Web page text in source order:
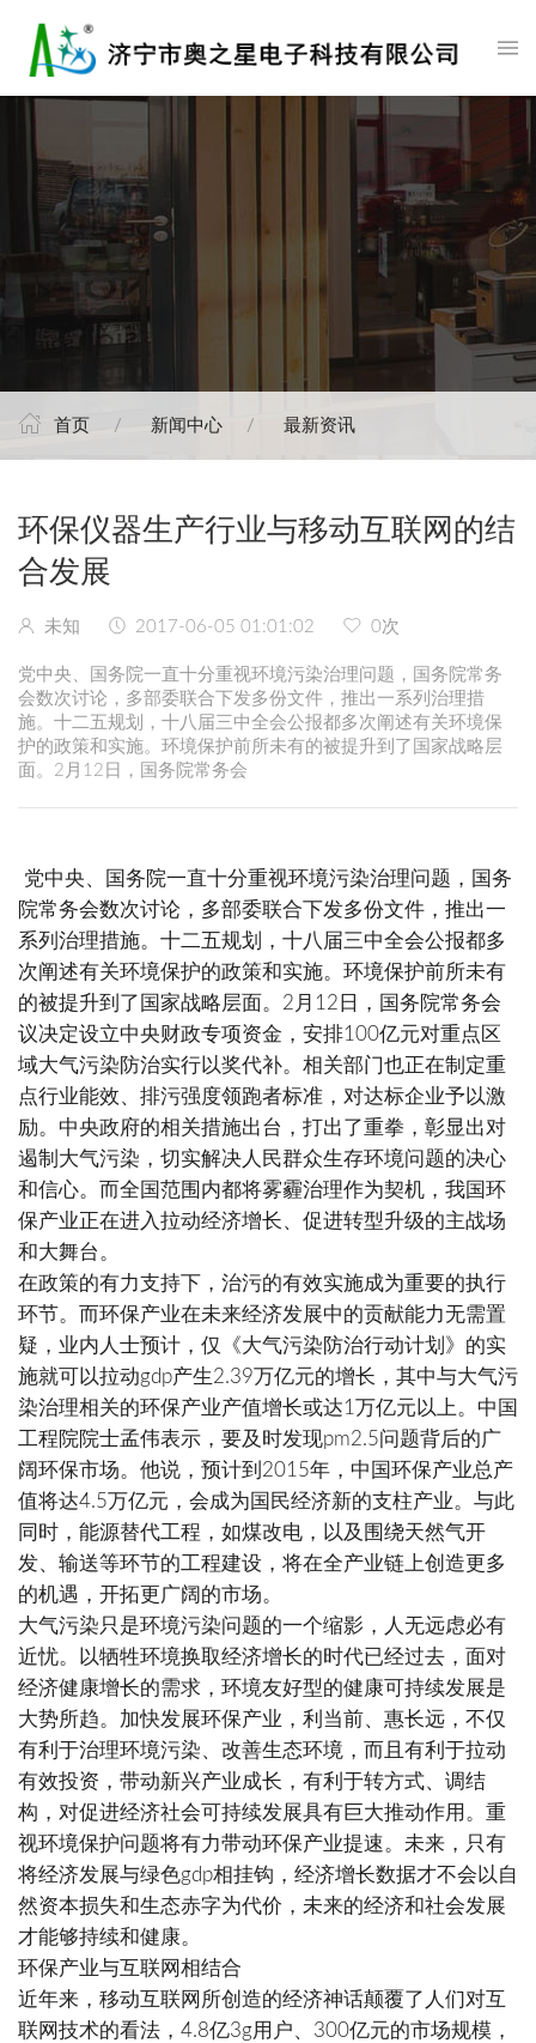
首页 新闻中心 最新资讯
环保仪器生产行业与移动互联网的结
合发展
未知 2017-06-05 01:01:02 0次
党中央、国务院一直十分重视环境污染治理问题，国务院常务
会数次讨论，多部委联合下发多份文件，推出一系列治理措
施。十二五规划，十八届三中全会公报都多次阐述有关环境保
护的政策和实施。环境保护前所未有的被提升到了国家战略层
面。2月12日，国务院常务会
党中央、国务院一直十分重视环境污染治理问题，国务
院常务会数次讨论，多部委联合下发多份文件，推出一
系列治理措施。十二五规划，十八届三中全会公报都多
次阐述有关环境保护的政策和实施。环境保护前所未有
的被提升到了国家战略层面。2月12日，国务院常务会
议决定设立中央财政专项资金，安排100亿元对重点区
域大气污染防治实行以奖代补。相关部门也正在制定重
点行业能效、排污强度领跑者标准，对达标企业予以激
励。中央政府的相关措施出台，打出了重拳，彰显出对
遏制大气污染，切实解决人民群众生存环境问题的决心
和信心。而全国范围内都将雾霾治理作为契机，我国环
保产业正在进入拉动经济增长、促进转型升级的主战场
和大舞台。
在政策的有力支持下，治污的有效实施成为重要的执行
环节。而环保产业在未来经济发展中的贡献能力无需置
疑，业内人士预计，仅《大气污染防治行动计划》的实
施就可以拉动gdp产生2.39万亿元的增长，其中与大气污
染治理相关的环保产业产值增长或达1万亿元以上。中国
工程院院士孟伟表示，要及时发现pm2.5问题背后的广
阔环保市场。他说，预计到2015年，中国环保产业总产
值将达4.5万亿元，会成为国民经济新的支柱产业。与此
同时，能源替代工程，如煤改电，以及围绕天然气开
发、输送等环节的工程建设，将在全产业链上创造更多
的机遇，开拓更广阔的市场。
大气污染只是环境污染问题的一个缩影，人无远虑必有
近忧。以牺牲环境换取经济增长的时代已经过去，面对
经济健康增长的需求，环境友好型的健康可持续发展是
大势所趋。加快发展环保产业，利当前、惠长远，不仅
有利于治理环境污染、改善生态环境，而且有利于拉动
有效投资，带动新兴产业成长，有利于转方式、调结
构，对促进经济社会可持续发展具有巨大推动作用。重
视环境保护问题将有力带动环保产业提速。未来，只有
将经济发展与绿色gdp相挂钩，经济增长数据才不会以自
然资本损失和生态赤字为代价，未来的经济和社会发展
才能够持续和健康。
环保产业与互联网相结合
近年来，移动互联网所创造的经济神话颠覆了人们对互
联网技术的看法，4.8亿3g用户、300亿元的市场规模，